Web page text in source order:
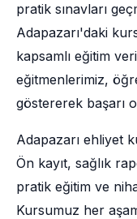
pratik sınavları
Adapazarı'daki
kapsamlı eğitim
eğitmenlerimiz,
göstererek başarı
Adapazarı ehliyet
Ön kayıt, sağlık
pratik eğitim ve
Kursumuz her